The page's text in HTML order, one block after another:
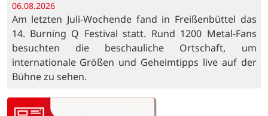
06.08.2026
Am letzten Juli-Wochende fand in Freißenbüttel das
14. Burning Q Festival statt. Rund 1200 Metal-Fans
besuchten die beschauliche Ortschaft, um
internationale Größen und Geheimtipps live auf der
Bühne zu sehen.